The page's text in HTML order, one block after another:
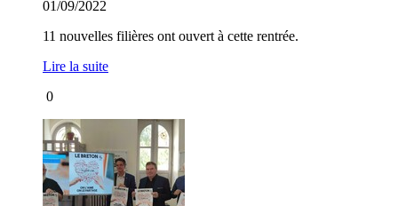
01/09/2022
11 nouvelles filières ont ouvert à cette rentrée.
Lire la suite
0